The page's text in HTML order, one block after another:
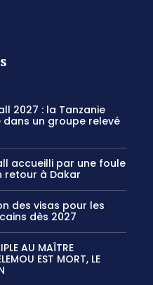
2027 : la Tanzanie
dans un groupe relevé
accueilli par une foule
retour à Dakar
des visas pour les
dès 2027
AU MAÎTRE
EST MORT, LE